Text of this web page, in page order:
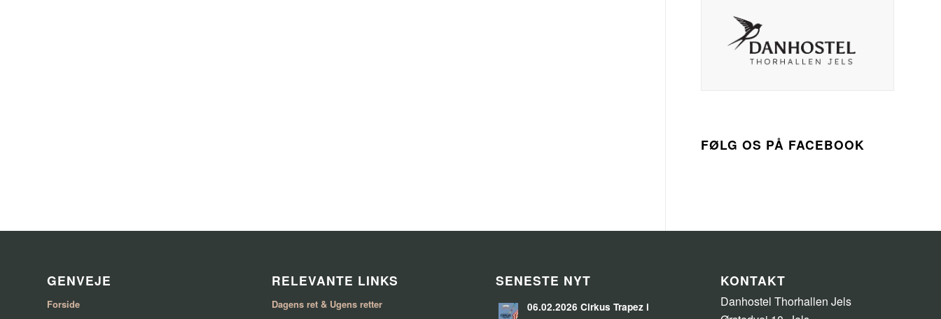
FØLG OS PÅ FACEBOOK
GENVEJE
Forside
RELEVANTE LINKS
Dagens ret & Ugens retter
SENESTE NYT
06.02.2026 Cirkus Trapez i
KONTAKT
Danhostel Thorhallen Jels